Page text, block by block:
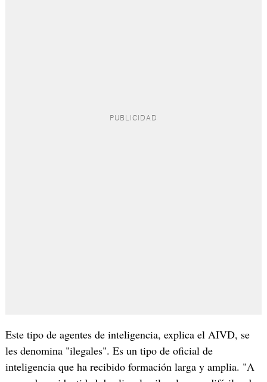
Este tipo de agentes de inteligencia, explica el AIVD, se
les denomina "ilegales". Es un tipo de oficial de
inteligencia que ha recibido formación larga y amplia. "A